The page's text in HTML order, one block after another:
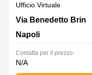
Ufficio Virtuale
Via Benedetto Brin
Via Benedetto Brin
Napoli
Сontatta per il prezzo:
N/A